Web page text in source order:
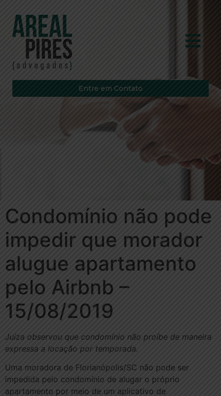
Entre em Contato
Condomínio não pode
impedir que morador
alugue apartamento
pelo Airbnb –
15/08/2019
Juíza observou que condomínio não proíbe de maneira
expressa a locação por temporada.
Uma moradora de Florianópolis/SC não pode ser
impedida pelo condomínio de alugar o próprio
apartamento por meio de um aplicativo de